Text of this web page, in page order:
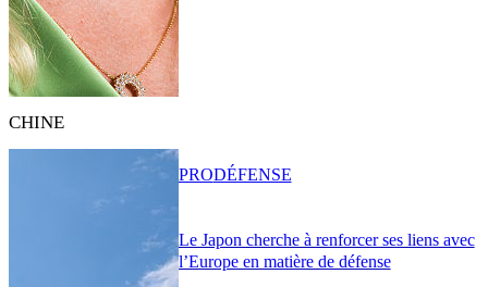
CHINE
Le Japon cherche à renforcer ses liens avec
l’Europe en matière de défense
PRODÉFENSE